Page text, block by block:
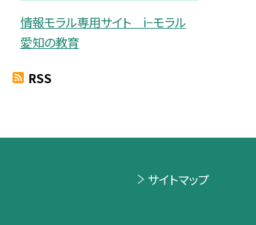
情報モラル専用サイト i−モラル
愛知の教育
RSS
サイトマップ